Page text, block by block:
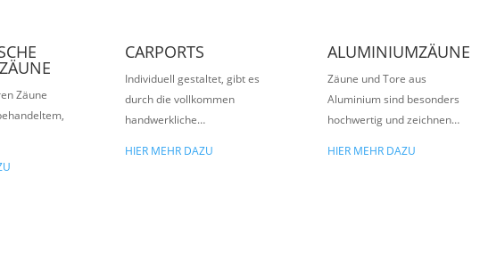
Zäune
CARPORTS
Individuell gestaltet, gibt es
durch die vollkommen
handwerkliche…
HIER MEHR DAZU
ALUMINIUMZÄUNE
Zäune und Tore aus
Aluminium sind besonders
hochwertig und zeichnen…
HIER MEHR DAZU